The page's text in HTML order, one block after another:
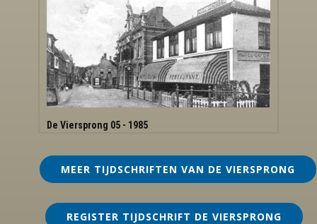
De Viersprong 05 - 1985
MEER TIJDSCHRIFTEN VAN DE VIERSPRONG
REGISTER TIJDSCHRIFT DE VIERSPRONG